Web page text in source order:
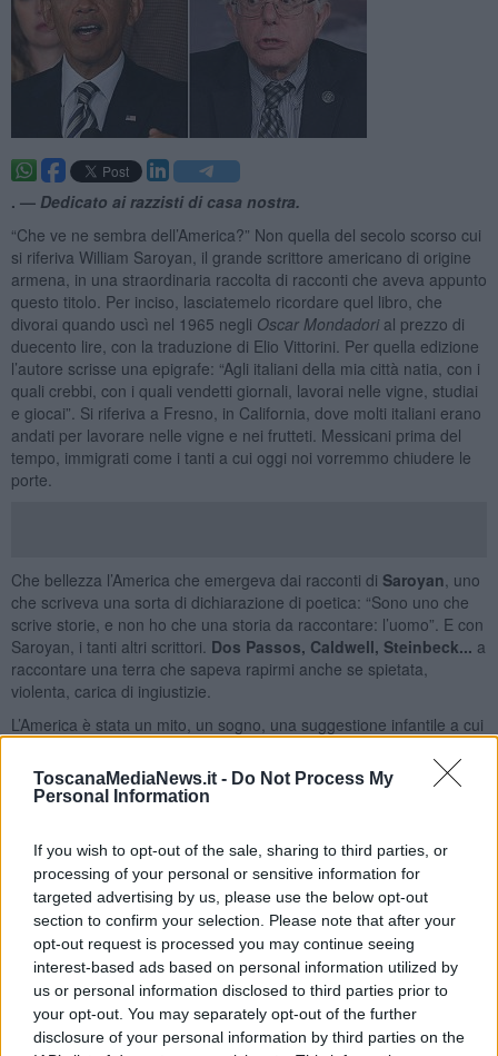
ToscanaMediaNews.it - Do Not Process My
Personal Information
If you wish to opt-out of the sale, sharing to third parties, or
processing of your personal or sensitive information for
targeted advertising by us, please use the below opt-out
section to confirm your selection. Please note that after your
opt-out request is processed you may continue seeing
interest-based ads based on personal information utilized by
us or personal information disclosed to third parties prior to
your opt-out. You may separately opt-out of the further
disclosure of your personal information by third parties on the
. — Dedicato ai razzisti di casa nostra.
“Che ve ne sembra dell’America?” Non quella del secolo scorso cui
si riferiva William Saroyan, il grande scrittore americano di origine
armena, in una straordinaria raccolta di racconti che aveva appunto
questo titolo. Per inciso, lasciatemelo ricordare quel libro, che
divorai quando uscì nel 1965 negli Oscar Mondadorial prezzo di
duecento lire, con la traduzione di Elio Vittorini. Per quella edizione
l’autore scrisse una epigrafe: “Agli italiani della mia città natia, con i
quali crebbi, con i quali vendetti giornali, lavorai nelle vigne, studiai
e giocai”. Si riferiva a Fresno, in California, dove molti italiani erano
andati per lavorare nelle vigne e nei frutteti. Messicani prima del
tempo, immigrati come i tanti a cui oggi noi vorremmo chiudere le
porte.
Che bellezza l’America che emergeva dai racconti di Saroyan , uno
che scriveva una sorta di dichiarazione di poetica: “Sono uno che
scrive storie, e non ho che una storia da raccontare: l’uomo”. E con
Saroyan, i tanti altri scrittori. Dos Passos, Caldwell, Steinbeck... a
raccontare una terra che sapeva rapirmi anche se spietata,
violenta, carica di ingiustizie.
L’America è stata un mito, un sogno, una suggestione infantile a cui
questo mio innamoramento.Ombre rosse , ma anche
Zabriskie
Point, che poi tra tutti mi sembrava il più americano di tutti, benché
L’America era la musica della West Coast, eraBob Dylan, era
anche il country e il folk del profondo sud. L’America era un pollice
puntato al margine di una strada che tagliava il continente e un
campus dove non sapevi se avresti preferito incontrare gli studenti
in sciopero di Berkeley o gli studenti fuori di testa alla
John
Belushi
L’America era la libertà.
Già, la libertà. Eppure, eppure, per gente come me, c’era questo
mito e insieme l’altro mito, l’Unione Sovietica. Leggevo gli